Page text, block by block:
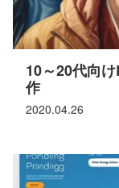
2020.04.26
10～20代向
作